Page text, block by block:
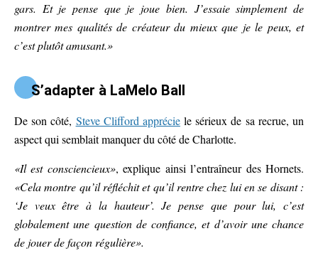
gars. Et je pense que je joue bien. J’essaie simplement de
montrer mes qualités de créateur du mieux que je le peux, et
c’est plutôt amusant.»
S’adapter à LaMelo Ball
De son côté, Steve Clifford appréciele sérieux de sa recrue, un
aspect qui semblait manquer du côté de Charlotte.
«Il est consciencieux», explique ainsi l’entraîneur des Hornets.
«Cela montre qu’il réfléchit et qu’il rentre chez lui en se disant :
‘Je veux être à la hauteur’. Je pense que pour lui, c’est
globalement une question de confiance, et d’avoir une chance
de jouer de façon régulière».